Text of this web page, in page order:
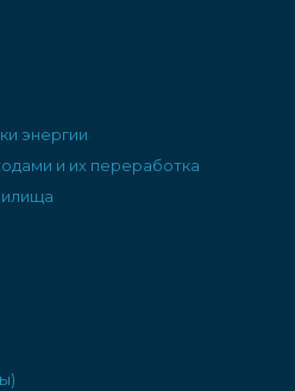
энергии
и их переработка